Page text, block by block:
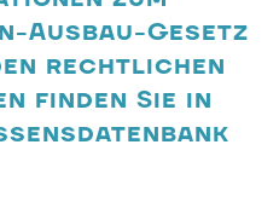
Ausbau-Gesetz
rechtlichen
finden Sie in